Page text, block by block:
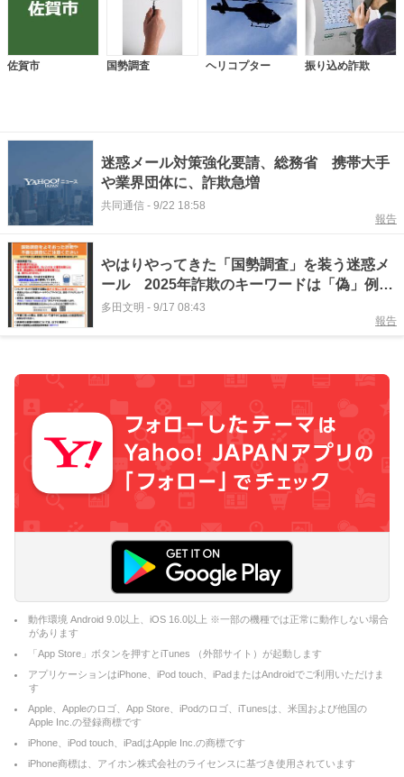
佐賀市 国勢調査 ヘリコプター 振り込め詐欺
迷惑メール対策強化要請、総務省 携帯大手
や業界団体に、詐欺急増
共同通信 - 9/22 18:58
報告
やはりやってきた「国勢調査」を装う迷惑メ
ール 2025年詐欺のキーワードは「偽」例年
以上に警戒が必要 #エキスパートトピ
多田文明 - 9/17 08:43
報告
動作環境 Android 9.0以上、iOS 16.0以上 ※一部の機種では正常に動作しない場合
があります
「App Store」ボタンを押すとiTunes （外部サイト）が起動します
アプリケーションはiPhone、iPod touch、iPadまたはAndroidでご利用いただけま
す
Apple、Appleのロゴ、App Store、iPodのロゴ、iTunesは、米国および他国の
Apple Inc.の登録商標です
iPhone、iPod touch、iPadはApple Inc.の商標です
iPhone商標は、アイホン株式会社のライセンスに基づき使用されています